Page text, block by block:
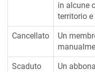
in alcune
territorio
Cancellato
Un
Scaduto
Un